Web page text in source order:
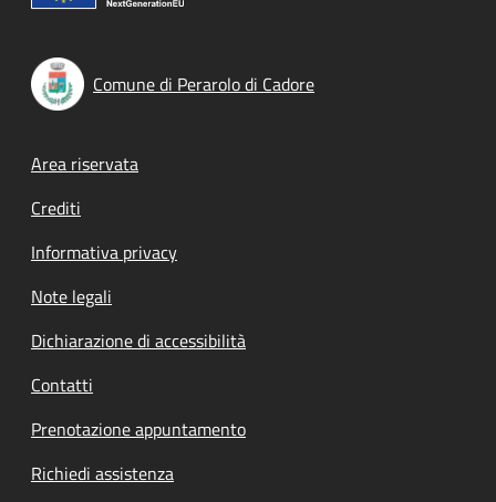
Comune di Perarolo di Cadore
Footer menu
Area riservata
Crediti
Informativa privacy
Note legali
Dichiarazione di accessibilità
Contatti
Prenotazione appuntamento
Richiedi assistenza